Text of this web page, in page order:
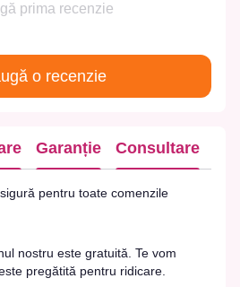
prima recenzie
o recenzie
Garanție Consultare
pentru toate comenzile
nostru este gratuită. Te vom
pregătită pentru ridicare.